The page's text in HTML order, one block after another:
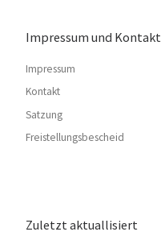
Impressum und Kontakt
Impressum
Kontakt
Satzung
Freistellungsbescheid
Zuletzt aktuallisiert